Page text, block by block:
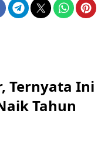
Ternyata Ini
Tahun